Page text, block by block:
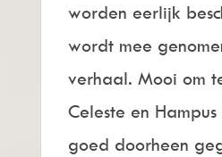
worden eerlijk
wordt mee
verhaal. Mooi om
Celeste en
goed doorheen